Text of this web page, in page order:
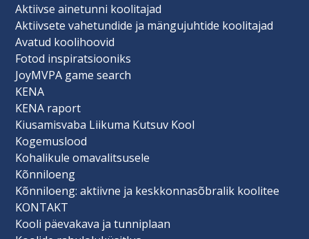
Aktiivse ainetunni koolitajad
Aktiivsete vahetundide ja mängujuhtide koolitajad
Avatud koolihoovid
Fotod inspiratsiooniks
JoyMVPA game search
KENA
KENA raport
Kiusamisvaba Liikuma Kutsuv Kool
Kogemuslood
Kohalikule omavalitsusele
Kõnniloeng
Kõnniloeng: aktiivne ja keskkonnasõbralik koolitee
KONTAKT
Kooli päevakava ja tunniplaan